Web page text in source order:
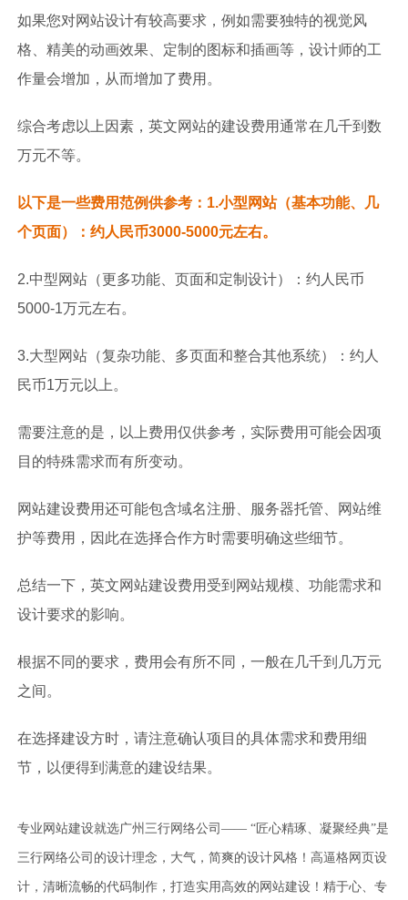
如果您对网站设计有较高要求，例如需要独特的视觉风
格、精美的动画效果、定制的图标和插画等，设计师的工
作量会增加，从而增加了费用。
综合考虑以上因素，英文网站的建设费用通常在几千到数
万元不等。
以下是一些费用范例供参考：1.小型网站（基本功能、几
个页面）：约人民币3000-5000元左右。
2.中型网站（更多功能、页面和定制设计）：约人民币
5000-1万元左右。
3.大型网站（复杂功能、多页面和整合其他系统）：约人
民币1万元以上。
需要注意的是，以上费用仅供参考，实际费用可能会因项
目的特殊需求而有所变动。
网站建设费用还可能包含域名注册、服务器托管、网站维
护等费用，因此在选择合作方时需要明确这些细节。
总结一下，英文网站建设费用受到网站规模、功能需求和
设计要求的影响。
根据不同的要求，费用会有所不同，一般在几千到几万元
之间。
在选择建设方时，请注意确认项目的具体需求和费用细
节，以便得到满意的建设结果。
专业网站建设就选广州三行网络公司—— “匠心精琢、凝聚经典”是
三行网络公司的设计理念，大气，简爽的设计风格！高逼格网页设
计，清晰流畅的代码制作，打造实用高效的网站建设！精于心、专